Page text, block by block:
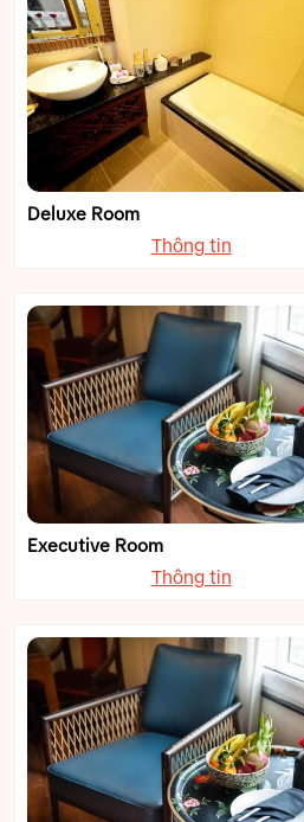
Deluxe Room
Thông tin
Executive Room
Thông tin